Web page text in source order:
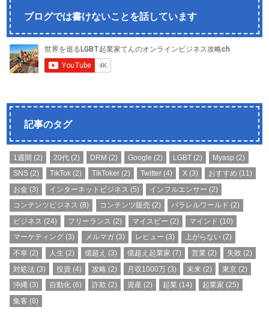
ブログでは書けないことを話しています
記事のタグ
1週間 (2) 20代 (2) DRM (2) Google (2) LGBT (2) Myasp (2)
SNS (2) TikTok(2) TikToker(2) Twitter (4) X (3) おすすめ (11)
お金 (3) インターネットビジネス (5) インフルエンサー (2)
コンテンツビジネス (8) コンテンツ販売 (2) パラレルワールド (2)
ビジネス (24) フリーランス (2) マイスピー (2) マインド (10)
マーケティング (3) メルマガ(3) レビュー (3) 上がらない (2)
不幸 (2) 人生 (2) 億超え (3) 億超え起業家 (7) 営業 (2) 失敗 (2)
対処法 (3) 投資 (4) 攻略 (2) 月収1000万 (3) 未来 (2) 東京 (2)
沖縄 (3) 自動化(6) 詐欺 (2) 資産 (2) 起業 (14) 起業家 (25)
集客 (8)